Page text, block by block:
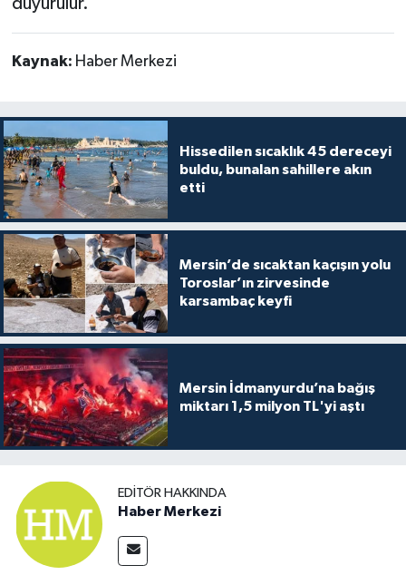
Kaynak: Haber Merkezi
Hissedilen sıcaklık 45 dereceyi
buldu, bunalan sahillere akın
etti
Mersin’de sıcaktan kaçışın yolu
Toroslar’ın zirvesinde
karsambaç keyfi
Mersin İdmanyurdu’na bağış
miktarı 1,5 milyon TL'yi aştı
EDITÖR HAKKINDA
Haber Merkezi